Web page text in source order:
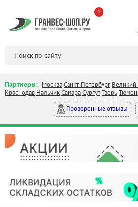
?
Партнеры: МоскваСанкт-Петербург Великий
Краснодар НальчикСамараСургутТверь
Проверенные отзывы